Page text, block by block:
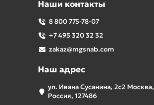
Наши контакты
8 800 775-78-07
+7 495 320 32 32
zakaz@mgsnab.com
Наш адрес
ул. Ивана Сусанина, 2с2 Москва,
Россия, 127486